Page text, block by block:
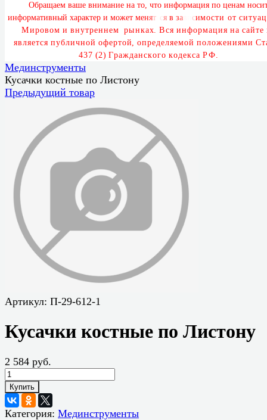
Обращаем ваше внимание на то, что информация по ценам носи
информативный характер и может менят ься в за исимости от ситуац
Мировом и внутреннем рынках. Вся информация на сайте
является публичной офертой, определяемой положениями Ст
437 (2) Гражданского кодекса РФ.
Мединструменты
Кусачки костные по Листону
Предыдущий товар
Артикул: П-29-612-1
Кусачки костные по Листону
2 584 руб.
Купить
Категория: Мединструменты